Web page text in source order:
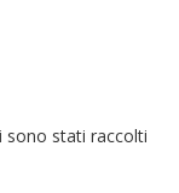
sono stati raccolti